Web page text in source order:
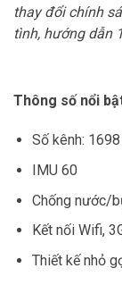
thay đổi chính
tình, hướng dẫn
Thông số nổi
Số kênh:
IMU 60
Chống nước/
Kết nối Wifi,
Thiết kế nhỏ